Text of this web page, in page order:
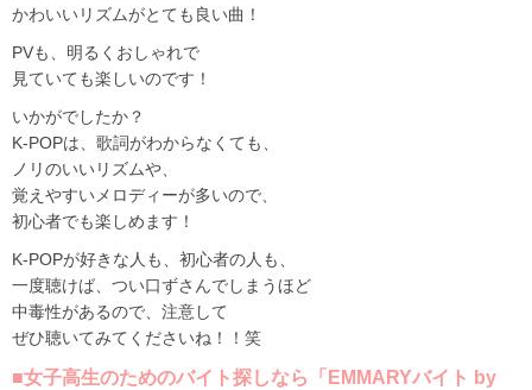
かわいいリズムがとても良い曲！
PVも、明るくおしゃれで
見ていても楽しいのです！
いかがでしたか？
K-POPは、歌詞がわからなくても、
ノリのいいリズムや、
覚えやすいメロディーが多いので、
初心者でも楽しめます！
K-POPが好きな人も、初心者の人も、
一度聴けば、つい口ずさんでしまうほど
中毒性があるので、注意して
ぜひ聴いてみてくださいね！！笑
■女子高生のためのバイト探しなら「EMMARYバイト by